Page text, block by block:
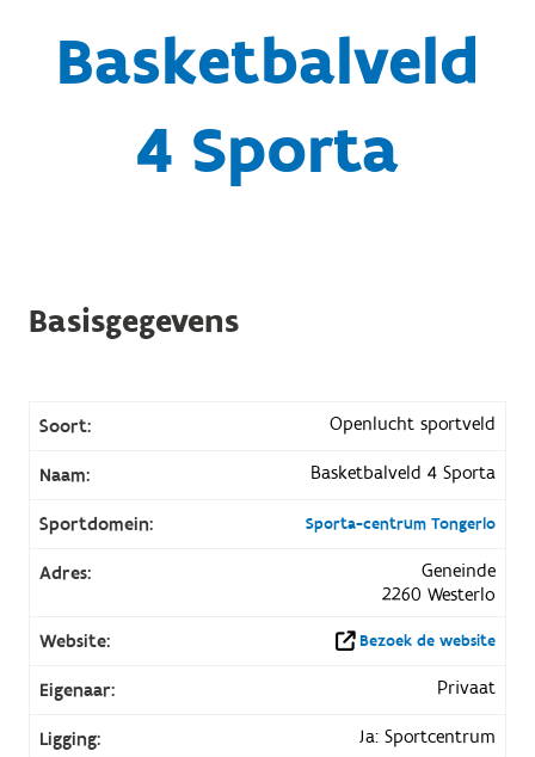
Basketbalveld
4 Sporta
Basisgegevens
Soort: Openlucht sportveld
Naam: Basketbalveld 4 Sporta
Sportdomein: Sporta-centrum Tongerlo
Adres:
Geneinde
2260 Westerlo
Website:
Bezoek de website
Eigenaar: Privaat
Ligging: Ja: Sportcentrum